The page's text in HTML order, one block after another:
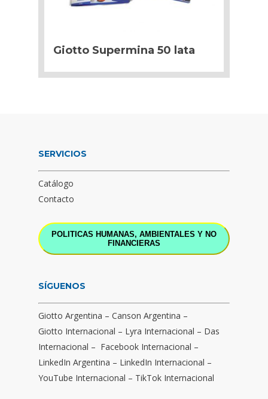
Giotto Supermina 50 lata
SERVICIOS
Catálogo
Contacto
POLITICAS HUMANAS, AMBIENTALES Y NO
FINANCIERAS
SÍGUENOS
Giotto Argentina – Canson Argentina –
Giotto Internacional – Lyra Internacional – Das
Internacional – Facebook Internacional –
LinkedIn Argentina – LinkedIn Internacional –
YouTube Internacional – TikTok Internacional